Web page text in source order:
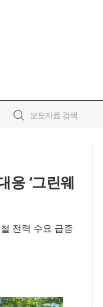
응 ‘그린웨
전력 수요 급증